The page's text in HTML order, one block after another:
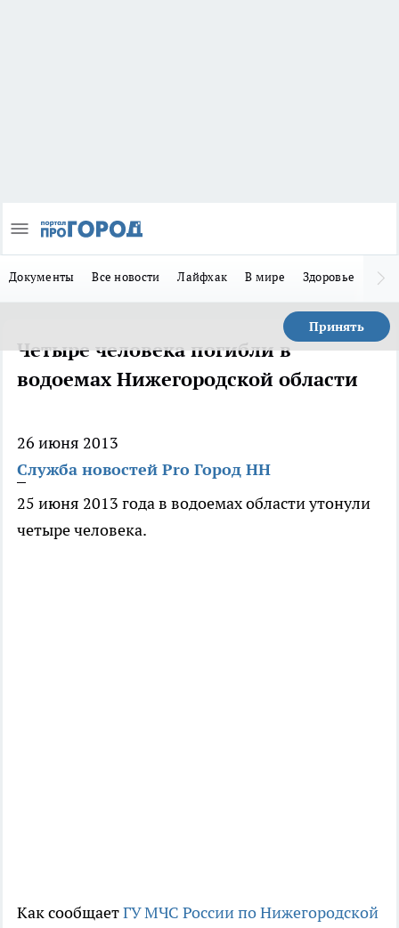
Документы Все новости Лайфхак В мире Здоровье
Принять
Четыре человека погибли в
водоемах Нижегородской области
26 июня 2013
Служба новостей Pro Город НН
25 июня 2013 года в водоемах области утонули
четыре человека.
Как сообщаетГУ МЧС России по Нижегородской